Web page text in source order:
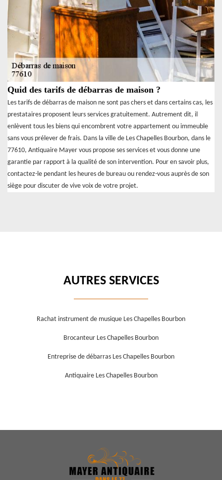
Quid des tarifs de débarras de maison ?
Les tarifs de débarras de maison ne sont pas chers et dans certains cas, les
prestataires proposent leurs services gratuitement. Autrement dit, il
enlèvent tous les biens qui encombrent votre appartement ou immeuble
sans vous prélever de frais. Dans la ville de Les Chapelles Bourbon, dans le
77610, Antiquaire Mayer vous propose ses services et vous donne une
garantie par rapport à la qualité de son intervention. Pour en savoir plus,
contactez-le pendant les heures de bureau ou rendez-vous auprès de son
siège pour discuter de vive voix de votre projet.
AUTRES SERVICES
Rachat instrument de musique Les Chapelles Bourbon
Brocanteur Les Chapelles Bourbon
Entreprise de débarras Les Chapelles Bourbon
Antiquaire Les Chapelles Bourbon